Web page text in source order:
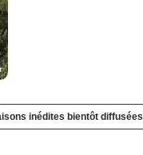
inédites bientôt diffusées